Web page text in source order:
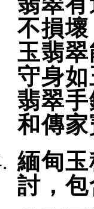
不損
玉翡
守身
翡翠
和傳
緬甸
討，